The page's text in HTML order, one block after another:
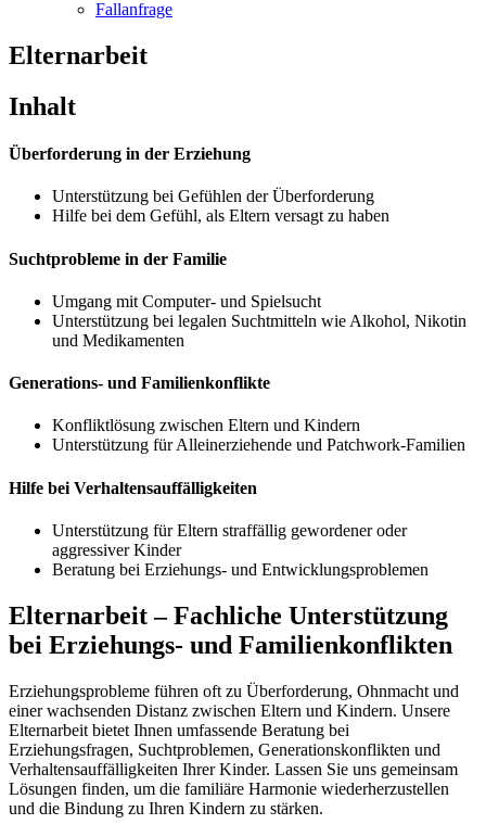
Fallanfrage
Elternarbeit
Inhalt
Überforderung in der Erziehung
Unterstützung bei Gefühlen der Überforderung
Hilfe bei dem Gefühl, als Eltern versagt zu haben
Suchtprobleme in der Familie
Umgang mit Computer- und Spielsucht
Unterstützung bei legalen Suchtmitteln wie Alkohol, Nikotin
und Medikamenten
Generations- und Familienkonflikte
Konfliktlösung zwischen Eltern und Kindern
Unterstützung für Alleinerziehende und Patchwork-Familien
Hilfe bei Verhaltensauffälligkeiten
Unterstützung für Eltern straffällig gewordener oder
aggressiver Kinder
Beratung bei Erziehungs- und Entwicklungsproblemen
Elternarbeit – Fachliche Unterstützung
bei Erziehungs- und Familienkonflikten
Erziehungsprobleme führen oft zu Überforderung, Ohnmacht und
einer wachsenden Distanz zwischen Eltern und Kindern. Unsere
Elternarbeit bietet Ihnen umfassende Beratung bei
Erziehungsfragen, Suchtproblemen, Generationskonflikten und
Verhaltensauffälligkeiten Ihrer Kinder. Lassen Sie uns gemeinsam
Lösungen finden, um die familiäre Harmonie wiederherzustellen
und die Bindung zu Ihren Kindern zu stärken.